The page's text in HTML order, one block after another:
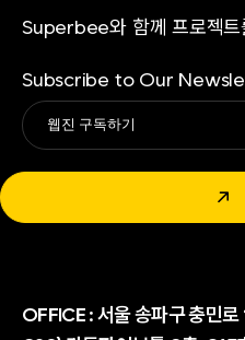
Superbee와 함께 프로젝트
Subscribe to Our
↗
Alternative:
OFFICE :서울 송파구 충민